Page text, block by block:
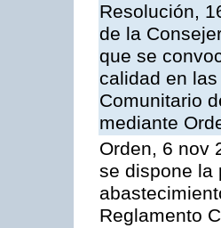
Resolución,
de la
que se
calidad en
Comunitario
mediante
Orden, 6 nov
se dispone la
Reglamento